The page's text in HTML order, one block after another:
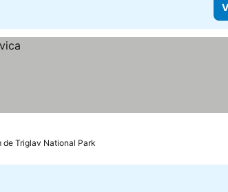
de Triglav National Park